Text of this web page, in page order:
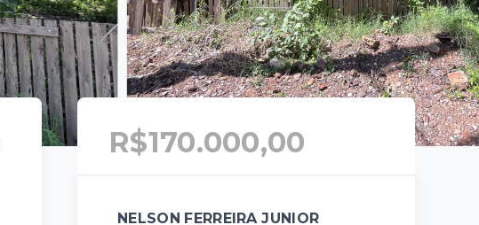
R$170.000,00
NELSON FERREIRA JUNIOR